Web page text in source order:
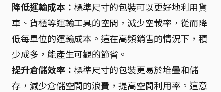
降低運輸成本： 標準尺寸的包裝可以更好地利用貨
車、貨櫃等運輸工具的空間，減少空載率，從而降
低每單位的運輸成本。這在高頻銷售的情況下，積
少成多，能產生可觀的節省。
提升倉儲效率： 標準尺寸的包裝更易於堆疊和儲
存，減少倉儲空間的浪費，提高空間利用率。這意